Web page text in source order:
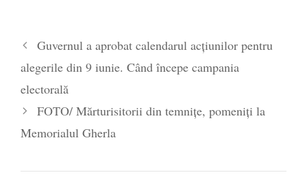
poetului Octavian Goga, înlăturat din Iași
- 16 aprilie 2026
Guvernul a aprobat calendarul acţiunilor pentru
alegerile din 9 iunie. Când începe campania
electorală
FOTO/ Mărturisitorii din temnițe, pomeniți la
Memorialul Gherla